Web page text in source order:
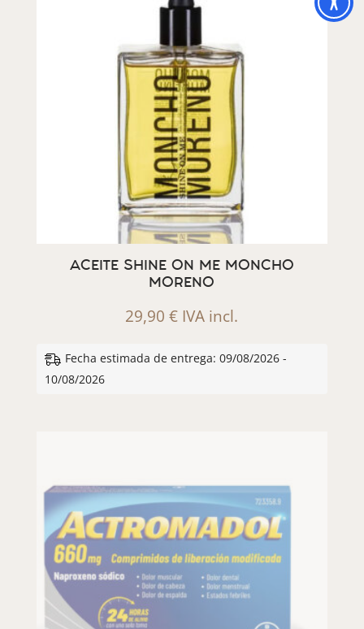
ACEITE SHINE ON ME MONCHO
MORENO
29,90€ IVA incl.
Fecha estimada de entrega: 09/08/2026 -
10/08/2026